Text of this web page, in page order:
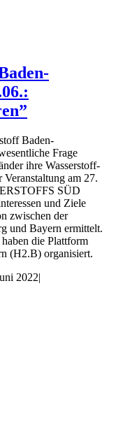
Baden-
Frage
ihre Wasserstoff-
am 27.
SÜD
und Ziele
zwischen der
und Bayern ermittelt.
die Plattform
(H2.B) organisiert.
2022|